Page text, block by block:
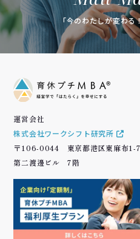
「今のわたしが変わ
運営会社
株式会社ワークシフト研究所
〒106-0044 東京都港区東麻布1-
第二渡邊ビル 7階